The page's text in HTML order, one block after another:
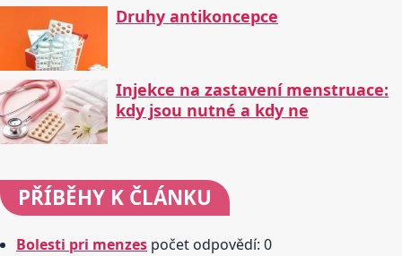
Druhy antikoncepce
Injekce na zastavení menstruace:
kdy jsou nutné a kdy ne
PŘÍBĚHY K ČLÁNKU
Bolesti pri menzes počet odpovědí: 0